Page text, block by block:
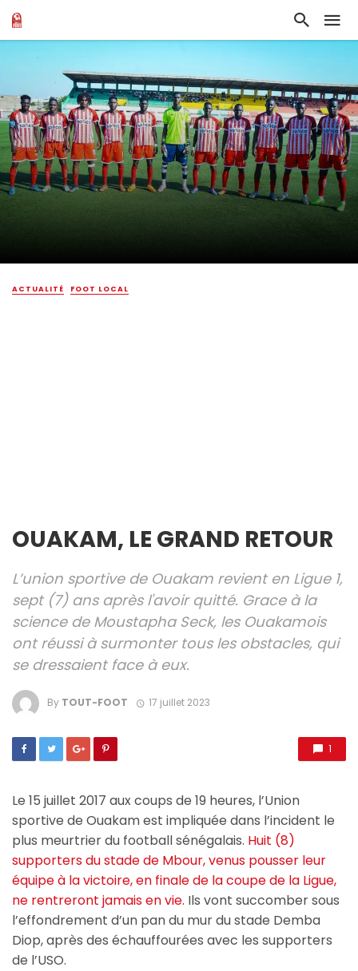
ACTUALITÉ FOOT LOCAL
OUAKAM, LE GRAND RETOUR
L’union sportive de Ouakam revient en Ligue 1,
sept (7) ans après l'avoir quitté. Grace à la
science de Moustapha Seck, les Ouakamois
ont réussi à surmonter tous les obstacles, qui
se dressaient face à eux.
By TOUT-FOOT 17 juillet 2023
1
Le 15 juillet 2017 aux coups de 19 heures, l’Union
sportive de Ouakam est impliquée dans l’incident le
plus meurtrier du football sénégalais. Huit (8)
supporters du stade de Mbour, venus pousser leur
équipe à la victoire, en finale de la coupe de la Ligue,
ne rentreront jamais en vie. Ils vont succomber sous
l’effondrement d’un pan du mur du stade Demba
Diop, après des échauffourées avec les supporters
de l’USO.